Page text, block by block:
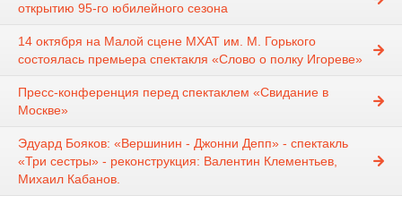
открытию 95-го юбилейного сезона
14 октября на Малой сцене МХАТ им. М. Горького
состоялась премьера спектакля «Слово о полку Игореве»
Пресс-конференция перед спектаклем «Свидание в
Москве»
Эдуард Бояков: «Вершинин - Джонни Депп» - спектакль
«Три сестры» - реконструкция: Валентин Клементьев,
Михаил Кабанов.